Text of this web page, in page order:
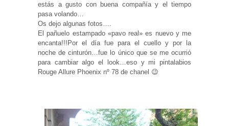
estás a gusto con buena compañía y el tiempo
pasa volando…
Os dejo algunas fotos….
El pañuelo estampado «pavo real» es nuevo y me
encanta!!!Por el día fue para el cuello y por la
noche de cinturón…fue lo único que se me ocurrió
para cambiar algo el look…eso y mi pintalabios
Rouge Allure Phoenix nº 78 de chanel 😉
Necesarias
Estadísticas
opcionales.